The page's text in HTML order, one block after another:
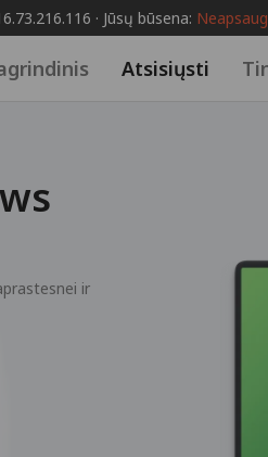
· Jūsų būsena:
Atsisiųsti
ir